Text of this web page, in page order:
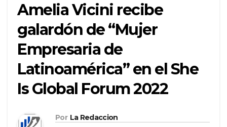
Amelia Vicini recibe
galardón de “Mujer
Empresaria de
Latinoamérica” en el She
Is Global Forum 2022
Por La Redaccion